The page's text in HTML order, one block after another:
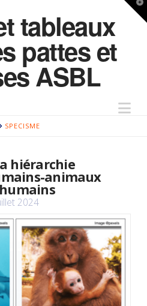
tableaux
pattes et
ASBL
SPECISME
hiérarchie
animaux
2024